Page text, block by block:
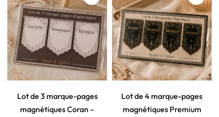
Lot de 3 marque-pages
magnétiques Coran –
Lot de 4 marque-pages
magnétiques Premium